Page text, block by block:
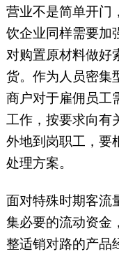
营业不是简单开门
饮企业同样需要加
对购置原材料做好
货。作为人员密集
商户对于雇佣员工
工作，按要求向有
外地到岗职工，要
处理方案。
面对特殊时期客流
集必要的流动资金
整适销对路的产品